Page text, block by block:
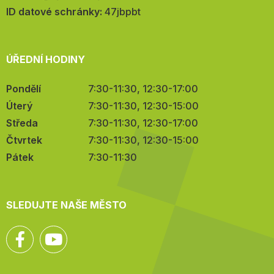
mail:
ID datové schránky: 47jbpbt
ÚŘEDNÍ HODINY
Pondělí
7:30-11:30, 12:30-17:00
Úterý
7:30-11:30, 12:30-15:00
Středa
7:30-11:30, 12:30-17:00
Čtvrtek
7:30-11:30, 12:30-15:00
Pátek
7:30-11:30
SLEDUJTE NAŠE MĚSTO
Facebook